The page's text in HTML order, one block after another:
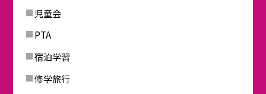
児童会
PTA
宿泊学習
修学旅行